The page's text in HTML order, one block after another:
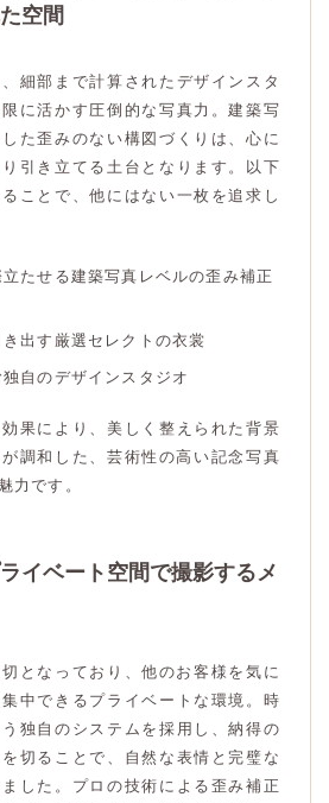
空間
細部まで計算されたデザインスタ
に活かす圧倒的な写真力。建築写
た歪みのない構図づくりは、心に
引き立てる土台となります。以下
ことで、他にはない一枚を追求し
たせる建築写真レベルの歪み補正
出す厳選セレクトの衣裳
自のデザインスタジオ
果により、美しく整えられた背景
調和した、芸術性の高い記念写真
力です。
イベート空間で撮影するメ
となっており、他のお客様を気に
中できるプライベートな環境。時
独自のシステムを採用し、納得の
切ることで、自然な表情と完璧な
した。プロの技術による歪み補正